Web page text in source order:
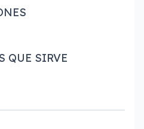
QUE SIRVE